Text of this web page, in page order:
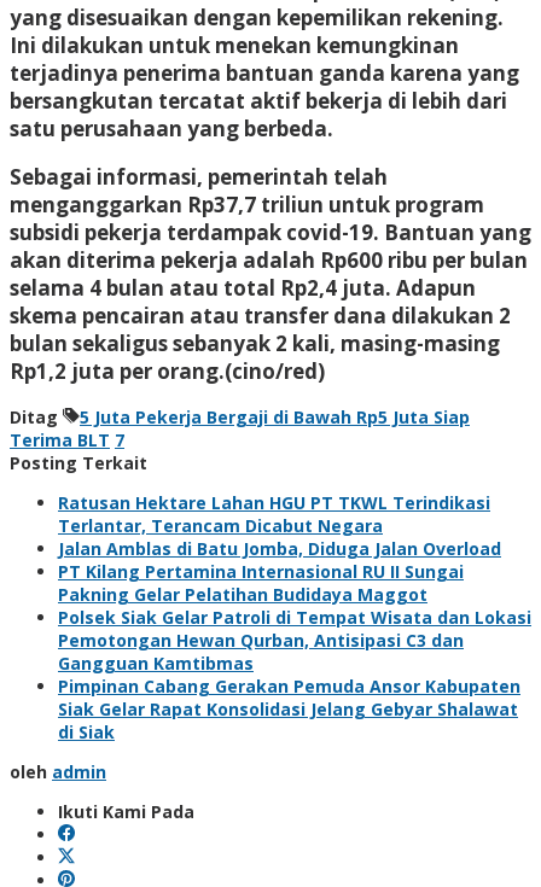
yang disesuaikan dengan kepemilikan rekening.
Ini dilakukan untuk menekan kemungkinan
terjadinya penerima bantuan ganda karena yang
bersangkutan tercatat aktif bekerja di lebih dari
satu perusahaan yang berbeda.
Sebagai informasi, pemerintah telah
menganggarkan Rp37,7 triliun untuk program
subsidi pekerja terdampak covid-19. Bantuan yang
akan diterima pekerja adalah Rp600 ribu per bulan
selama 4 bulan atau total Rp2,4 juta. Adapun
skema pencairan atau transfer dana dilakukan 2
bulan sekaligus sebanyak 2 kali, masing-masing
Rp1,2 juta per orang.(cino/red)
Ditag
5 Juta Pekerja Bergaji di Bawah Rp5 Juta Siap
Terima BLT 7
Posting Terkait
Ratusan Hektare Lahan HGU PT TKWL Terindikasi
Terlantar, Terancam Dicabut Negara
Jalan Amblas di Batu Jomba, Diduga Jalan Overload
PT Kilang Pertamina Internasional RU II Sungai
Pakning Gelar Pelatihan Budidaya Maggot
Polsek Siak Gelar Patroli di Tempat Wisata dan Lokasi
Pemotongan Hewan Qurban, Antisipasi C3 dan
Gangguan Kamtibmas
Pimpinan Cabang Gerakan Pemuda Ansor Kabupaten
Siak Gelar Rapat Konsolidasi Jelang Gebyar Shalawat
di Siak
oleh admin
Ikuti Kami Pada